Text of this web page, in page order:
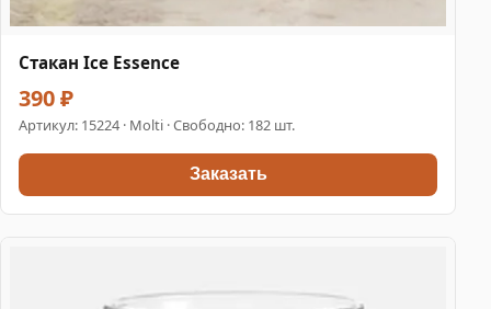
Стакан Ice Essence
390 ₽
Артикул: 15224 · Molti · Свободно: 182 шт.
Заказать